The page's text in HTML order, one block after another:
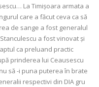
La Timișoara armata a
care a făcut ceva ca să
de sange a fost generalul
a fost vinovat și
ca preluand practic
prinderea lui Ceausescu
să -i puna puterea în brate
respectivi din DIA gru